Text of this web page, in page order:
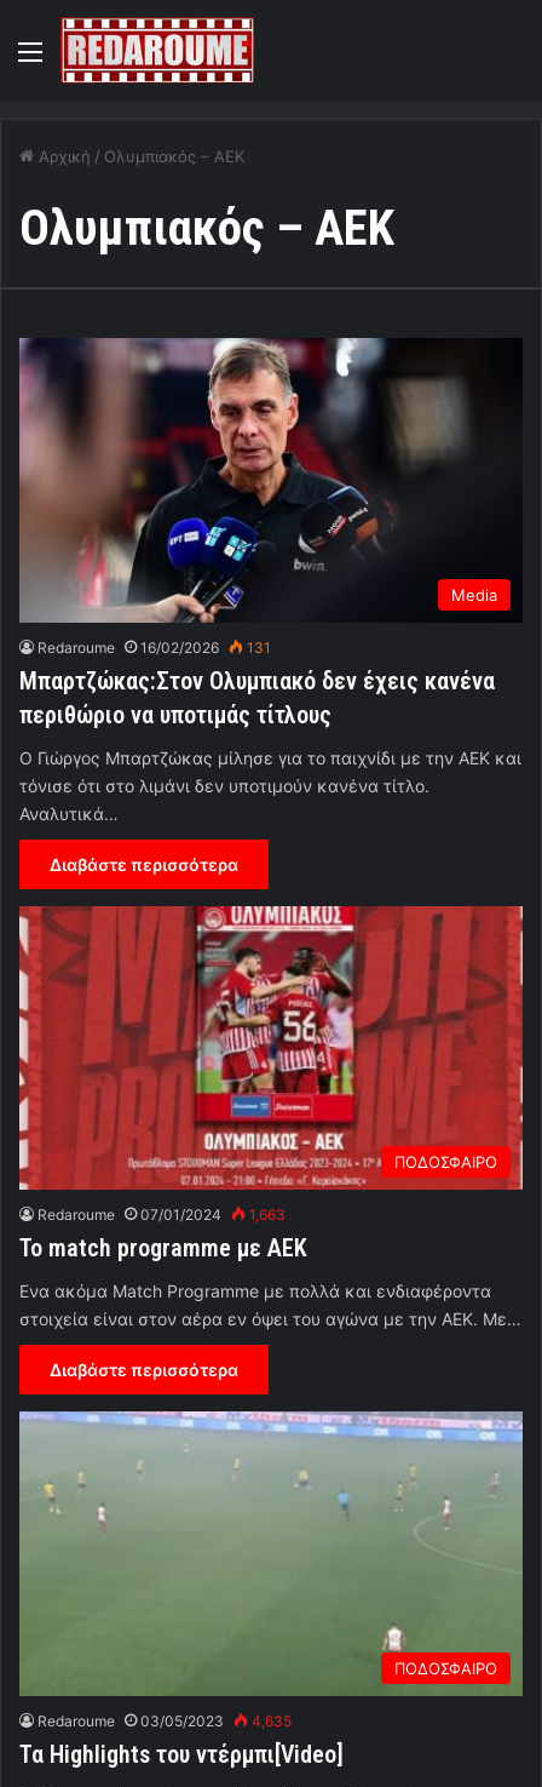
Menu
Αρχική / Ολυμπιακός – ΑΕΚ
Ολυμπιακός – ΑΕΚ
Media
Redaroume 16/02/2026 131
Μπαρτζώκας:Στον Ολυμπιακό δεν έχεις κανένα
περιθώριο να υποτιμάς τίτλους
Ο Γιώργος Μπαρτζώκας μίλησε για το παιχνίδι με την ΑΕΚ και
τόνισε ότι στο λιμάνι δεν υποτιμούν κανένα τίτλο.
Αναλυτικά…
Διαβάστε περισσότερα
ΠΟΔΟΣΦΑΙΡΟ
Redaroume 07/01/2024 1,663
To match programme με ΑΕΚ
Eνα ακόμα Match Programme με πολλά και ενδιαφέροντα
στοιχεία είναι στον αέρα εν όψει του αγώνα με την ΑΕΚ. Με…
Διαβάστε περισσότερα
ΠΟΔΟΣΦΑΙΡΟ
Redaroume 03/05/2023 4,635
Τα Highlights του ντέρμπι[Video]